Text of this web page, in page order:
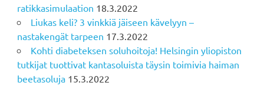
ratikkasimulaation 18.3.2022
Liukas keli? 3 vinkkiä jäiseen kävelyyn –
nastakengät tarpeen 17.3.2022
Kohti diabeteksen soluhoitoja! Helsingin yliopiston
tutkijat tuottivat kantasoluista täysin toimivia haiman
beetasoluja 15.3.2022